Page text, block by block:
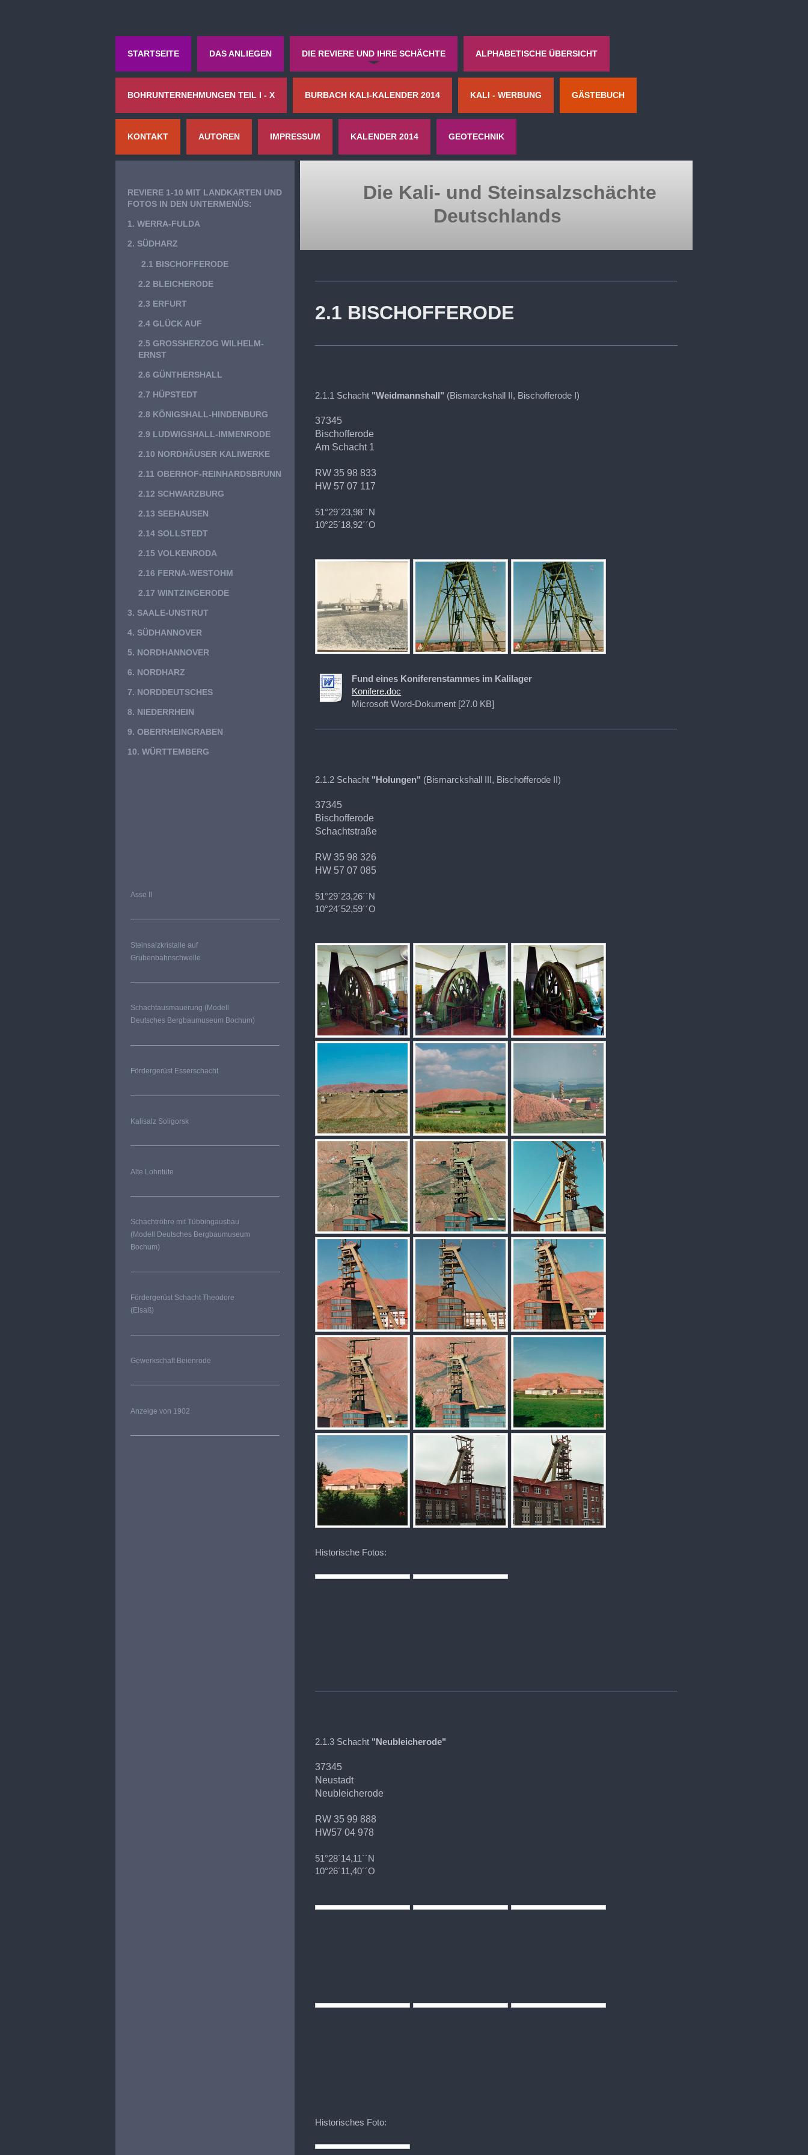
STARTSEITE DAS ANLIEGEN DIE REVIERE UND IHRE SCHÄCHTE ALPHABETISCHE ÜBERSICHT
BOHRUNTERNEHMUNGEN TEIL I - X BURBACH KALI-KALENDER 2014 KALI - WERBUNG GÄSTEBUCH
KONTAKT AUTOREN IMPRESSUM KALENDER 2014 GEOTECHNIK
Die Kali- und Steinsalzschächte
Deutschlands
2.1 BISCHOFFERODE
2.1.1 Schacht "Weidmannshall" (Bismarckshall II, Bischofferode I)
37345
Bischofferode
Am Schacht 1
RW 35 98 833
HW 57 07 117
51°29´23,98´´N
10°25´18,92´´O
Fund eines Koniferenstammes im Kalilager
Konifere.doc
Microsoft Word-Dokument [27.0 KB]
2.1.2 Schacht "Holungen" (Bismarckshall III, Bischofferode II)
37345
Bischofferode
Schachtstraße
RW 35 98 326
HW 57 07 085
51°29´23,26´´N
10°24´52,59´´O
Historische Fotos:
2.1.3 Schacht "Neubleicherode"
37345
Neustadt
Neubleicherode
RW 35 99 888
HW57 04 978
51°28´14,11´´N
10°26´11,40´´O
Historisches Foto:
REVIERE 1-10 MIT LANDKARTEN UND
FOTOS IN DEN UNTERMENÜS:
1. WERRA-FULDA
2. SÜDHARZ
2.1 BISCHOFFERODE
2.2 BLEICHERODE
2.3 ERFURT
2.4 GLÜCK AUF
2.5 GROSSHERZOG WILHELM-E
RNST
2.6 GÜNTHERSHALL
2.7 HÜPSTEDT
2.8 KÖNIGSHALL-HINDENBURG
2.9 LUDWIGSHALL-IMMENRODE
2.10 NORDHÄUSER KALIWERKE
2.11 OBERHOF-REINHARDSBRUNN
2.12 SCHWARZBURG
2.13 SEEHAUSEN
2.14 SOLLSTEDT
2.15 VOLKENRODA
2.16 FERNA-WESTOHM
2.17 WINTZINGERODE
3. SAALE-UNSTRUT
4. SÜDHANNOVER
5. NORDHANNOVER
6. NORDHARZ
7. NORDDEUTSCHES
8. NIEDERRHEIN
9. OBERRHEINGRABEN
10. WÜRTTEMBERG
Asse II
Steinsalzkristalle auf
Grubenbahnschwelle
Schachtausmauerung (Modell
Deutsches Bergbaumuseum Bochum)
Fördergerüst Esserschacht
Kalisalz Soligorsk
Alte Lohntüte
Schachtröhre mit Tübbingausbau
(Modell Deutsches Bergbaumuseum
Bochum)
Fördergerüst Schacht Theodore
(Elsaß)
Gewerkschaft Beienrode
Anzeige von 1902